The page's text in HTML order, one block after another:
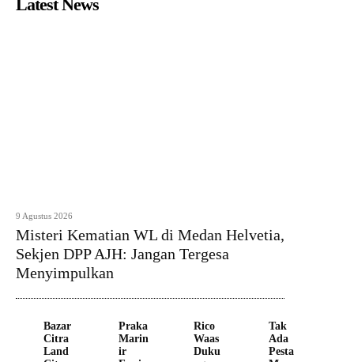
Latest News
9 Agustus 2026
Misteri Kematian WL di Medan Helvetia,
Sekjen DPP AJH: Jangan Tergesa
Menyimpulkan
Bazar
Citra
Land
Praka
Marin
ir
Rico
Waas
Duku
Tak
Ada
Pesta